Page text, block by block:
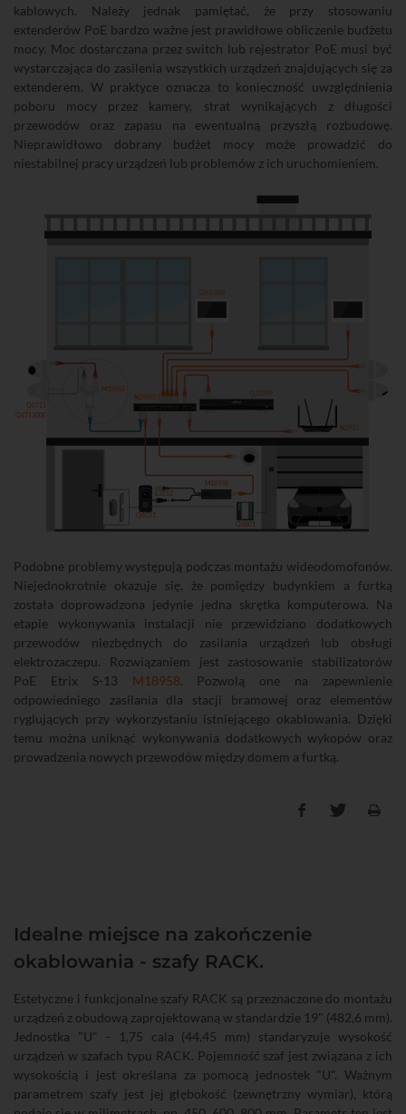
kablowych. Należy jednak pamiętać, że przy stosowaniu
extenderów PoE bardzo ważne jest prawidłowe obliczenie budżetu
mocy. Moc dostarczana przez switch lub rejestrator PoE musi być
wystarczająca do zasilenia wszystkich urządzeń znajdujących się za
extenderem. W praktyce oznacza to konieczność uwzględnienia
poboru mocy przez kamery, strat wynikających z długości
przewodów oraz zapasu na ewentualną przyszłą rozbudowę.
Nieprawidłowo dobrany budżet mocy może prowadzić do
niestabilnej pracy urządzeń lub problemów z ich uruchomieniem.
Q6021
N299851
M18958
Q20249
M18962
Q0711
Q471300E
Q6534W
N2933
Q6801
E3512
Podobne problemy występują podczas montażu wideodomofonów.
Niejednokrotnie okazuje się, że pomiędzy budynkiem a furtką
została doprowadzona jedynie jedna skrętka komputerowa. Na
etapie wykonywania instalacji nie przewidziano dodatkowych
przewodów niezbędnych do zasilania urządzeń lub obsługi
elektrozaczepu. Rozwiązaniem jest zastosowanie stabilizatorów
PoE Etrix S-13 M18958. Pozwolą one na zapewnienie
odpowiedniego zasilania dla stacji bramowej oraz elementów
ryglujących przy wykorzystaniu istniejącego okablowania. Dzięki
temu można uniknąć wykonywania dodatkowych wykopów oraz
prowadzenia nowych przewodów między domem a furtką.
Idealne miejsce na zakończenie
okablowania - szafy RACK.
Estetyczne i funkcjonalne szafy RACK są przeznaczone do montażu
urządzeń z obudową zaprojektowaną w standardzie 19" (482,6 mm).
Jednostka "U" - 1,75 cala (44,45 mm) standaryzuje wysokość
urządzeń w szafach typu RACK. Pojemność szaf jest związana z ich
wysokością i jest określana za pomocą jednostek "U". Ważnym
parametrem szafy jest jej głębokość (zewnętrzny wymiar), którą